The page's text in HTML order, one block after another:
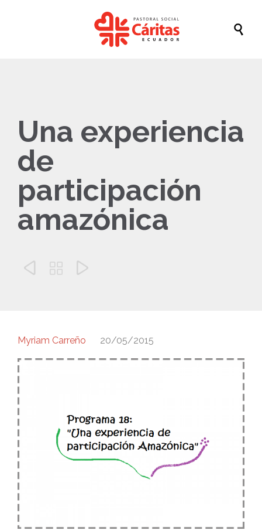

Una experiencia
de
participación
amazónica
  
Myriam Carreño 20/05/2015